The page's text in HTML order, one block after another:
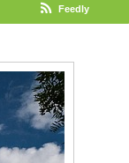
Feedly